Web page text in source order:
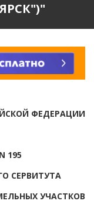
ФЕДЕРАЦИИ
195
СЕРВИТУТА
УЧАСТКОВ